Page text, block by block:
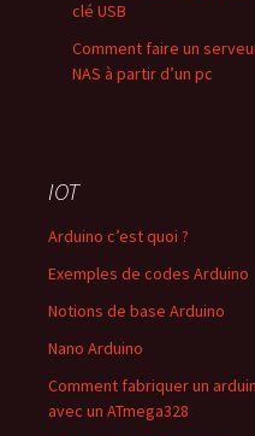
clé USB
Comment faire un
NAS à partir d’un pc
IOT
Arduino c’est quoi ?
Exemples de codes Arduino
Notions de base Arduino
Nano Arduino
Comment fabriquer un
avec un ATmega328